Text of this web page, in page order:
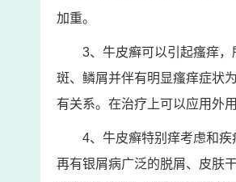
加重。
3、牛皮癣可以引起瘙痒
斑、鳞屑并伴有明显瘙痒症状
有关系。在治疗上可以应用外
4、牛皮癣特别痒考虑和疾
再有银屑病广泛的脱屑、皮肤